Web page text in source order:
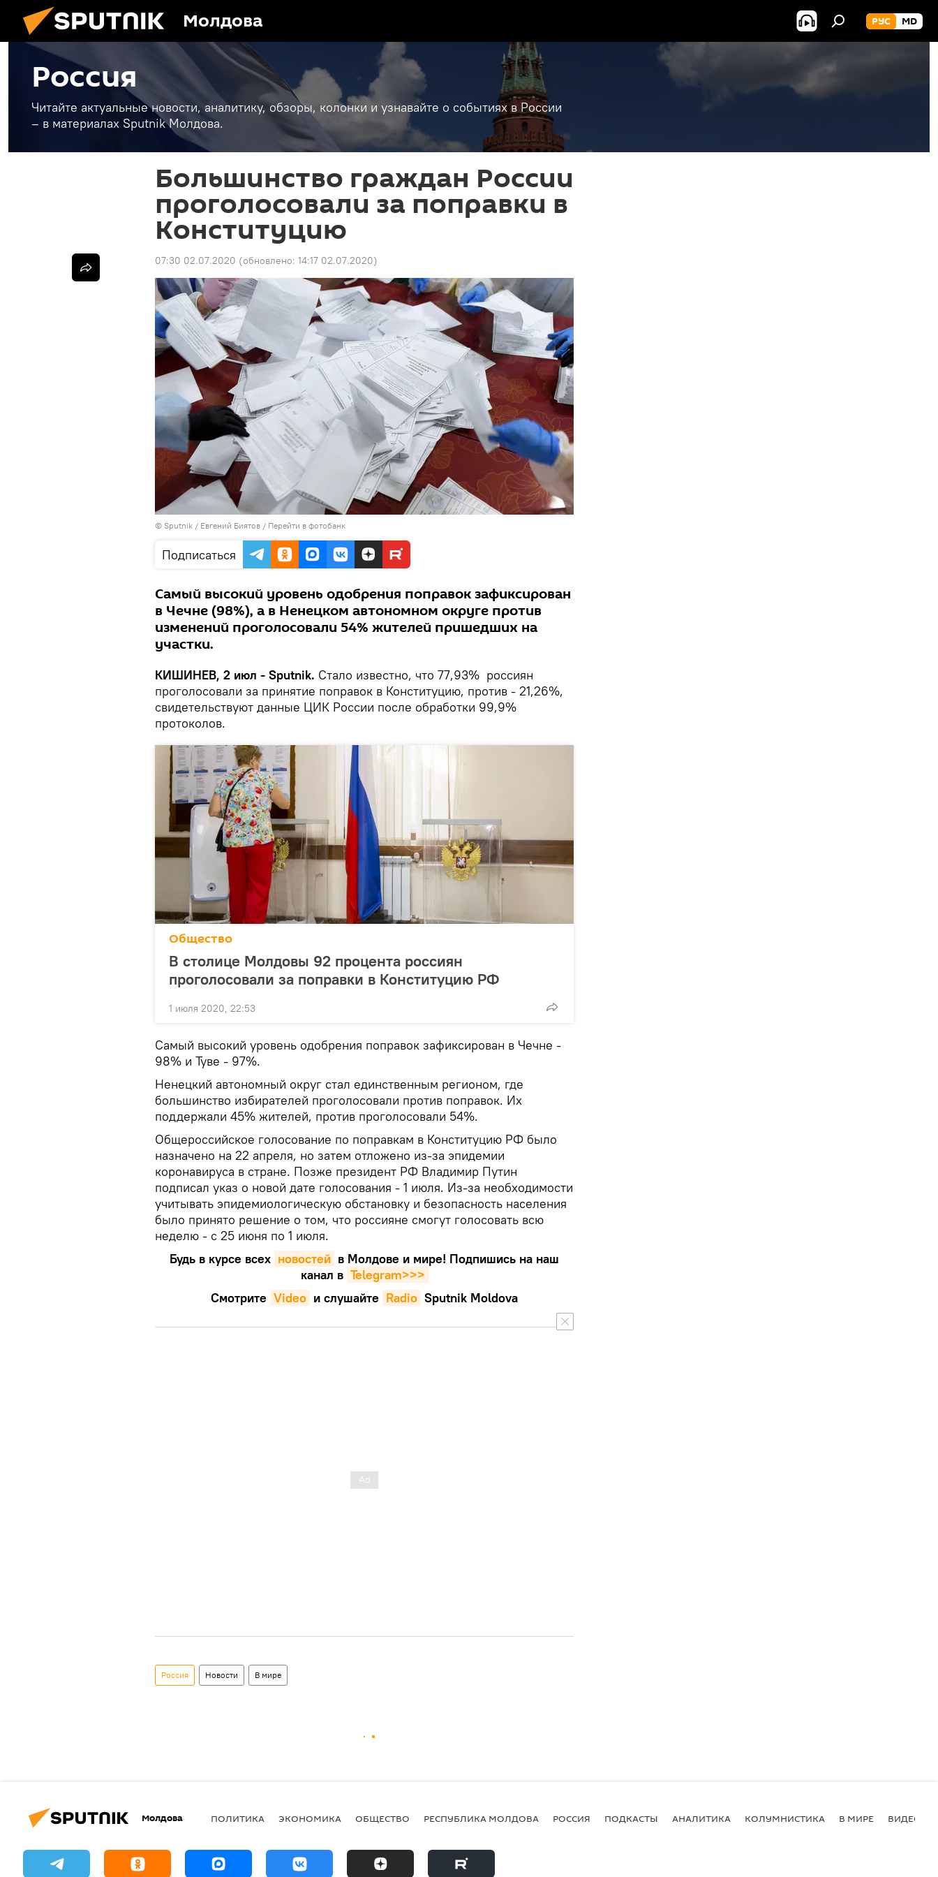
Молдова РУС MD
Россия
Читайте актуальные новости, аналитику, обзоры, колонки и узнавайте о событиях в России
– в материалах Sputnik Молдова.
Большинство граждан России
проголосовали за поправки в
Конституцию
07:30 02.07.2020 (обновлено: 14:17 02.07.2020)
© Sputnik / Евгений Биятов / Перейти в фотобанк
Подписаться
Самый высокий уровень одобрения поправок зафиксирован
в Чечне (98%), а в Ненецком автономном округе против
изменений проголосовали 54% жителей пришедших на
участки.
КИШИНЕВ, 2 июл - Sputnik. Стало известно, что 77,93% россиян
проголосовали за принятие поправок в Конституцию, против - 21,26%,
свидетельствуют данные ЦИК России после обработки 99,9%
протоколов.
Общество
В столице Молдовы 92 процента россиян
проголосовали за поправки в Конституцию РФ
1 июля 2020, 22:53
Самый высокий уровень одобрения поправок зафиксирован в Чечне -
98% и Туве - 97%.
Ненецкий автономный округ стал единственным регионом, где
большинство избирателей проголосовали против поправок. Их
поддержали 45% жителей, против проголосовали 54%.
Общероссийское голосование по поправкам в Конституцию РФ было
назначено на 22 апреля, но затем отложено из-за эпидемии
коронавируса в стране. Позже президент РФ Владимир Путин
подписал указ о новой дате голосования - 1 июля. Из-за необходимости
учитывать эпидемиологическую обстановку и безопасность населения
было принято решение о том, что россияне смогут голосовать всю
неделю - с 25 июня по 1 июля.
Будь в курсе всех новостей в Молдове и мире! Подпишись на наш
канал в Telegram>>>
Смотрите Video и слушайте Radio Sputnik Moldova
Россия Новости В мире
Молдова ПОЛИТИКА ЭКОНОМИКА ОБЩЕСТВО РЕСПУБЛИКА МОЛДОВА РОССИЯ ПОДКАСТЫ АНАЛИТИКА КОЛУМНИСТИКА В МИРЕ ВИДЕО